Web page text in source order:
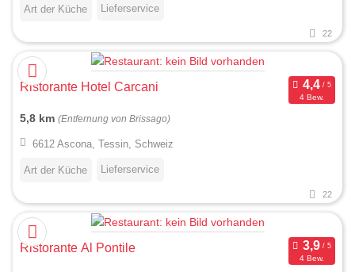
Art der Küche Lieferservice
22
Ristorante Hotel Carcani
4 Bew.
5,8 km (Entfernung von Brissago)
6612 Ascona, Tessin, Schweiz
Art der Küche Lieferservice
22
Ristorante Al Pontile
4 Bew.